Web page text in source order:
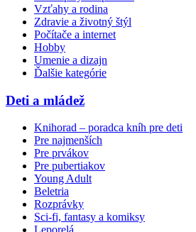
Vzťahy a rodina
Zdravie a životný štýl
Počítače a internet
Hobby
Umenie a dizajn
Ďalšie kategórie
Deti a mládež
Knihorad – poradca kníh pre deti
Pre najmenších
Pre prvákov
Pre pubertiakov
Young Adult
Beletria
Rozprávky
Sci-fi, fantasy a komiksy